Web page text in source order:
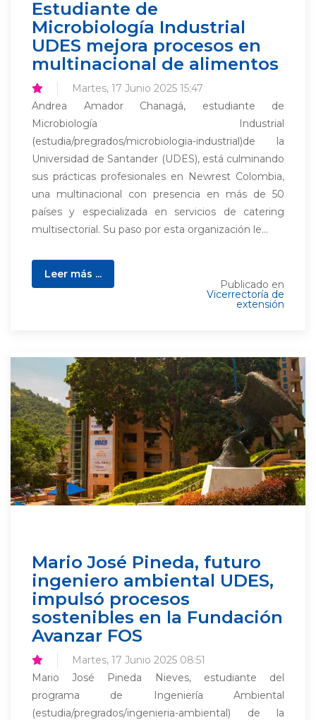
Estudiante de
Microbiología Industrial
UDES mejora procesos en
multinacional de alimentos
Martes, 17 Junio 2025 15:47
Andrea Amador Chanagá, estudiante de
Microbiología Industrial
(estudia/pregrados/microbiologia-industrial)de la
Universidad de Santander (UDES), está culminando
sus prácticas profesionales en Newrest Colombia,
una multinacional con presencia en más de 50
países y especializada en servicios de catering
multisectorial. Su paso por esta organización le...
Leer más ...
Publicado en
Vicerrectoría de
extensión
Mario José Pineda, futuro
ingeniero ambiental UDES,
impulsó procesos
sostenibles en la Fundación
Avanzar FOS
Martes, 17 Junio 2025 08:51
Mario José Pineda Nieves, estudiante del
programa de Ingeniería Ambiental
(estudia/pregrados/ingenieria-ambiental) de la